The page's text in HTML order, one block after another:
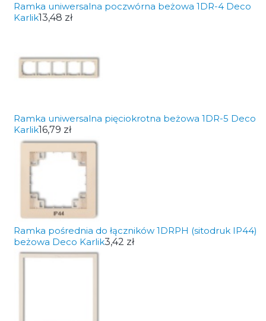
Ramka uniwersalna poczwórna beżowa 1DR-4 Deco
Karlik13,48 zł
Ramka uniwersalna pięciokrotna beżowa 1DR-5 Deco
Karlik16,79 zł
Ramka pośrednia do łączników 1DRPH (sitodruk IP44)
beżowa Deco Karlik3,42 zł